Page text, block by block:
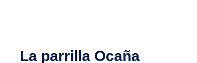
La parrilla Ocaña